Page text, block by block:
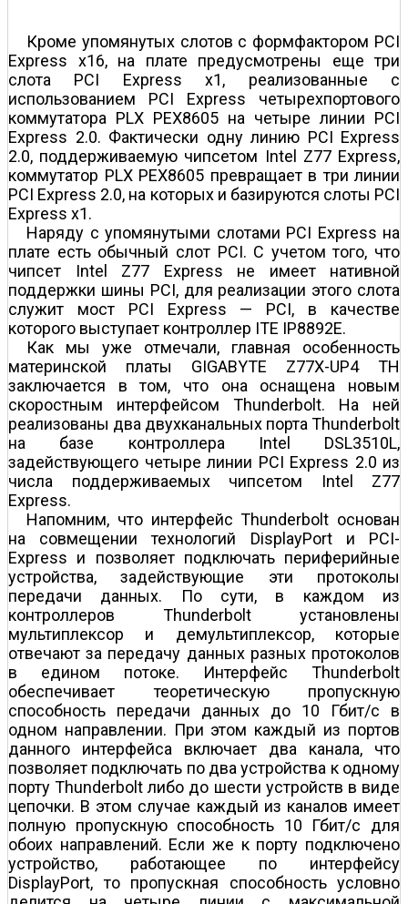
Кроме упомянутых слотов с формфактором PCI
Express x16, на плате предусмотрены еще три
слота PCI Express x1, реализованные с
использованием PCI Express четырехпортового
коммутатора PLX PEX8605 на четыре линии PCI
Express 2.0. Фактически одну линию PCI Express
2.0, поддерживаемую чипсетом Intel Z77 Express,
коммутатор PLX PEX8605 превращает в три линии
PCI Express 2.0, на которых и базируются слоты PCI
Express x1.
Наряду с упомянутыми слотами PCI Express на
плате есть обычный слот PCI. С учетом того, что
чипсет Intel Z77 Express не имеет нативной
поддержки шины PCI, для реализации этого слота
служит мост PCI Express — PCI, в качестве
которого выступает контроллер ITE IP8892E.
Как мы уже отмечали, главная особенность
материнской платы GIGABYTE Z77X-UP4 TH
заключается в том, что она оснащена новым
скоростным интерфейсом Thunderbolt. На ней
реализованы два двухканальных порта Thunderbolt
на базе контроллера Intel DSL3510L,
задействующего четыре линии PCI Express 2.0 из
числа поддерживаемых чипсетом Intel Z77
Express.
Напомним, что интерфейс Thunderbolt основан
на совмещении технологий DisplayPort и PCI-
Express и позволяет подключать периферийные
устройства, задействующие эти протоколы
передачи данных. По сути, в каждом из
контроллеров Thunderbolt установлены
мультиплексор и демультиплексор, которые
отвечают за передачу данных разных протоколов
в едином потоке. Интерфейс Thunderbolt
обеспечивает теоретическую пропускную
способность передачи данных до 10 Гбит/с в
одном направлении. При этом каждый из портов
данного интерфейса включает два канала, что
позволяет подключать по два устройства к одному
порту Thunderbolt либо до шести устройств в виде
цепочки. В этом случае каждый из каналов имеет
полную пропускную способность 10 Гбит/с для
обоих направлений. Если же к порту подключено
устройство, работающее по интерфейсу
DisplayPort, то пропускная способность условно